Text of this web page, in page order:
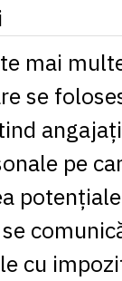
1 RSD= 0.0425
1 RUB = 0.0530
1 SEK= 0.4526
= 0.1141
1 UAH
= 0.1048
1 XDR
= 5.9383
1 ZAR= 0.2318
mai
se
pe
cu